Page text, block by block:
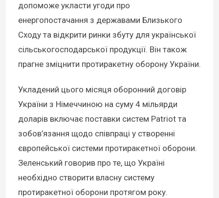
допоможе укласти угоди про
енергопостачання з державами Близького
Сходу та відкрити ринки збуту для української
сільськогосподарської продукції. Він також
прагне зміцнити протиракетну оборону України.
Укладений цього місяця оборонний договір
України з Німеччиною на суму 4 мільярди
доларів включає поставки систем Patriot та
зобов’язання щодо співпраці у створенні
європейської системи протиракетної оборони.
Зеленський говорив про те, що Україні
необхідно створити власну систему
протиракетної оборони протягом року.